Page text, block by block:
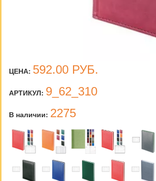
ЦЕНА: 592.00 РУБ.
АРТИКУЛ: 9_62_310
В наличии: 2275